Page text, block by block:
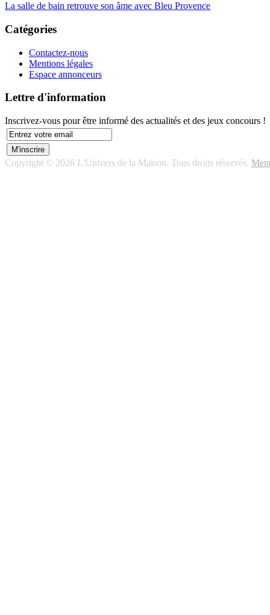
La salle de bain retrouve son âme avec Bleu Provence
Catégories
Contactez-nous
Mentions légales
Espace annonceurs
Lettre d'information
Inscrivez-vous pour être informé des actualités et des jeux concours !
Copyright © 2026 L'Univers de la Maison. Tous droits réservés.